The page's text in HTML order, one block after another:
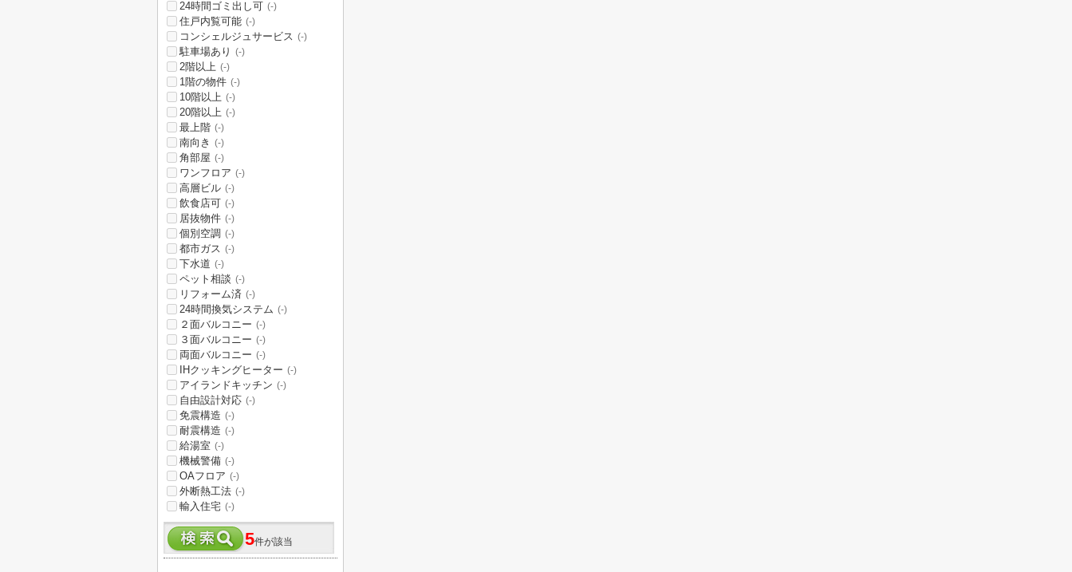
24時間ゴミ出し可 (-)
住戸内覧可能 (-)
コンシェルジュサービス (-)
駐車場あり (-)
2階以上 (-)
1階の物件 (-)
10階以上 (-)
20階以上 (-)
最上階 (-)
南向き (-)
角部屋 (-)
ワンフロア (-)
高層ビル (-)
飲食店可 (-)
居抜物件 (-)
個別空調 (-)
都市ガス (-)
下水道 (-)
ペット相談 (-)
リフォーム済 (-)
24時間換気システム (-)
２面バルコニー (-)
３面バルコニー (-)
両面バルコニー (-)
IHクッキングヒーター (-)
アイランドキッチン (-)
自由設計対応 (-)
免震構造 (-)
耐震構造 (-)
給湯室 (-)
機械警備 (-)
OAフロア (-)
外断熱工法 (-)
輸入住宅 (-)
5件が該当